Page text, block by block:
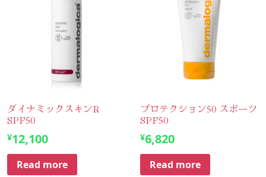
ダイナミックスキンR
SPF50
¥12,100
Read more
プロテクション50 スポーツ
SPF50
¥6,820
Read more